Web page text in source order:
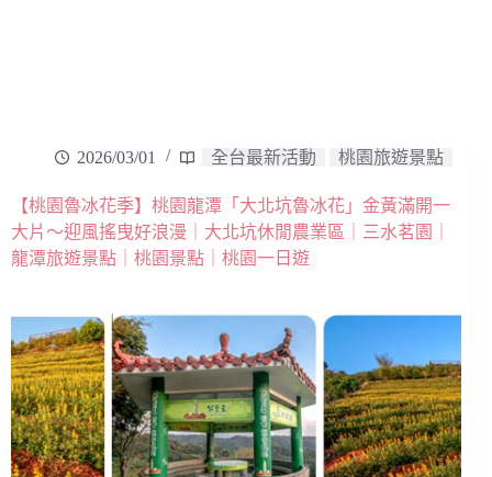
2026/03/01 全台最新活動 桃園旅遊景點
【桃園魯冰花季】桃園龍潭「大北坑魯冰花」金黃滿開一
大片～迎風搖曳好浪漫｜大北坑休閒農業區｜三水茗園｜
龍潭旅遊景點｜桃園景點｜桃園一日遊